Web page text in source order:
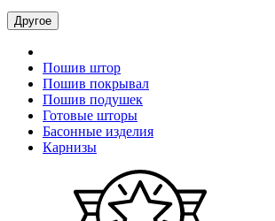
Другое
Пошив штор
Пошив покрывал
Пошив подушек
Готовые шторы
Басонные изделия
Карнизы